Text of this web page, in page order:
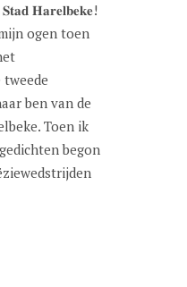
𝐇𝐚𝐫𝐞𝐥𝐛𝐞𝐤𝐞!
ogen toen
tweede
ben van de
Toen ik
begon